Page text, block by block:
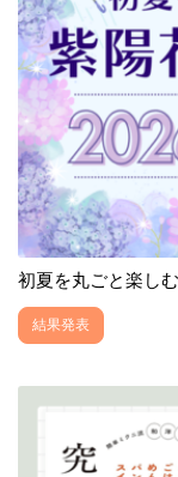
初夏を丸ごと楽し
結果発表